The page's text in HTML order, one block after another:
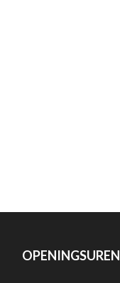
OPENINGSUREN